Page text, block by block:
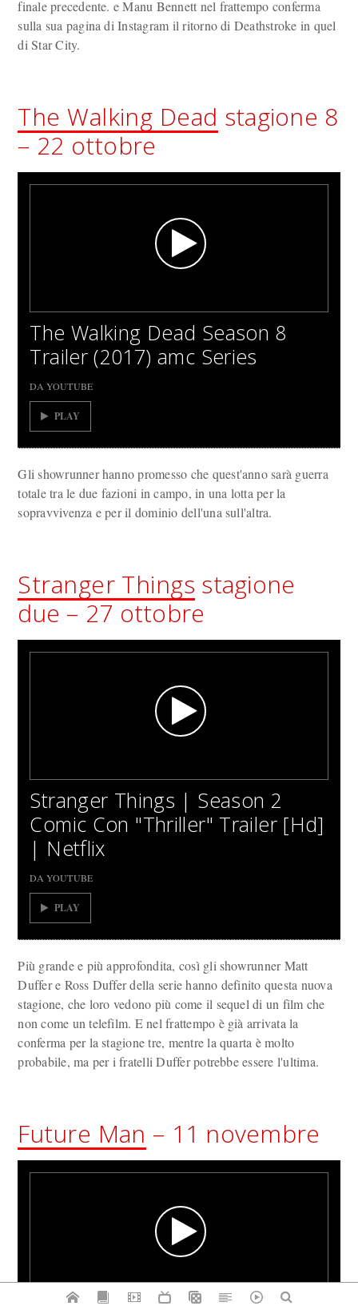
finale precedente. e Manu Bennett nel frattempo conferma
sulla sua pagina di Instagram il ritorno di Deathstroke in quel
di Star City.
The Walking Dead stagione 8
– 22 ottobre
The Walking Dead Season 8
Trailer (2017) amc Series
DA YOUTUBE
PLAY
Gli showrunner hanno promesso che quest'anno sarà guerra
totale tra le due fazioni in campo, in una lotta per la
sopravvivenza e per il dominio dell'una sull'altra.
Stranger Things stagione
due – 27 ottobre
Stranger Things | Season 2
Comic Con "Thriller" Trailer [Hd]
| Netflix
DA YOUTUBE
PLAY
Più grande e più approfondita, così gli showrunner Matt
Duffer e Ross Duffer della serie hanno definito questa nuova
stagione, che loro vedono più come il sequel di un film che
non come un telefilm. E nel frattempo è già arrivata la
conferma per la stagione tre, mentre la quarta è molto
probabile, ma per i fratelli Duffer potrebbe essere l'ultima.
Future Man – 11 novembre